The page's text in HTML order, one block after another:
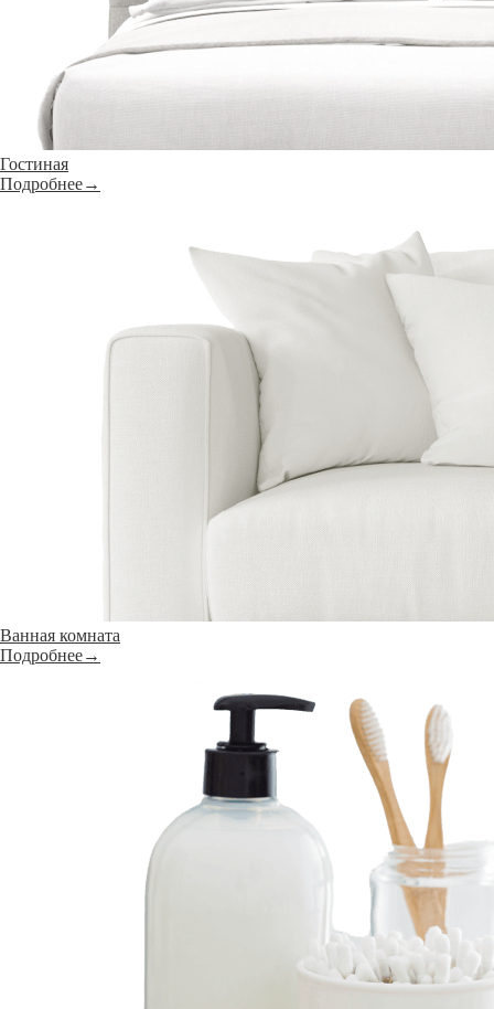
Гостиная
Подробнее→
Ванная комната
Подробнее→